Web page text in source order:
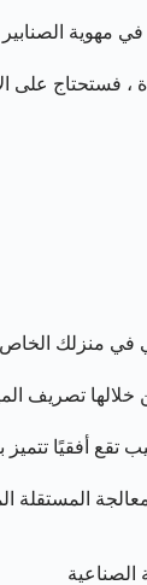
مهوية
، فستحتاج
منزلك الخاص
تصريف
تقع أفقيًا
المستقلة